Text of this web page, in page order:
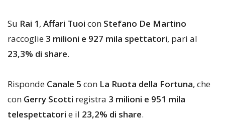
Su Rai 1, Affari Tuoi con Stefano De Martino
raccoglie 3 milioni e 927 mila spettatori, pari al
23,3% di share.
Risponde Canale 5 con La Ruota della Fortuna, che
con Gerry Scotti registra 3 milioni e 951 mila
telespettatori e il 23,2% di share.